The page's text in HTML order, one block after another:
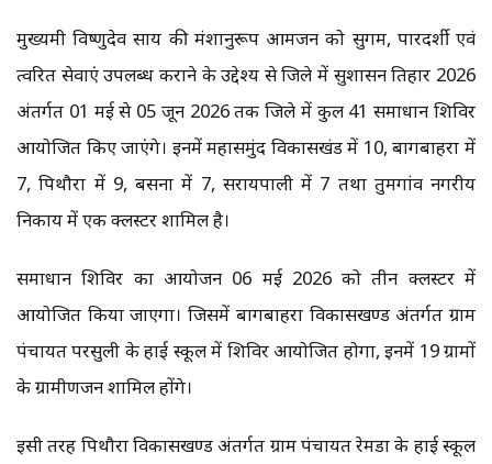
मुख्यमंत्री विष्णुदेव साय की मंशानुरूप आमजन को सुगम, पारदर्शी एवं
त्वरित सेवाएं उपलब्ध कराने के उद्देश्य से जिले में सुशासन तिहार 2026
अंतर्गत 01 मई से 05 जून 2026 तक जिले में कुल 41 समाधान शिविर
आयोजित किए जाएंगे। इनमें महासमुंद विकासखंड में 10, बागबाहरा में
7, पिथौरा में 9, बसना में 7, सरायपाली में 7 तथा तुमगांव नगरीय
निकाय में एक क्लस्टर शामिल है।
समाधान शिविर का आयोजन 06 मई 2026 को तीन क्लस्टर में
आयोजित किया जाएगा। जिसमें बागबाहरा विकासखण्ड अंतर्गत ग्राम
पंचायत परसुली के हाई स्कूल में शिविर आयोजित होगा, इनमें 19 ग्रामों
के ग्रामीणजन शामिल होंगे।
इसी तरह पिथौरा विकासखण्ड अंतर्गत ग्राम पंचायत रेमडा के हाई स्कूल